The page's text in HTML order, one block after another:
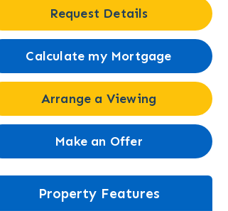
Request Details
Calculate my Mortgage
Arrange a Viewing
Make an Offer
Property Features